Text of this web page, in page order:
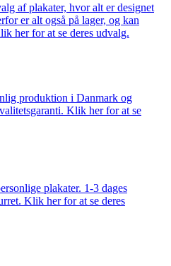
af plakater, hvor alt er designet
er alt også på lager, og kan
her for at se deres udvalg.
produktion i Danmark og
Klik her for at se
plakater. 1-3 dages
Klik her for at se deres